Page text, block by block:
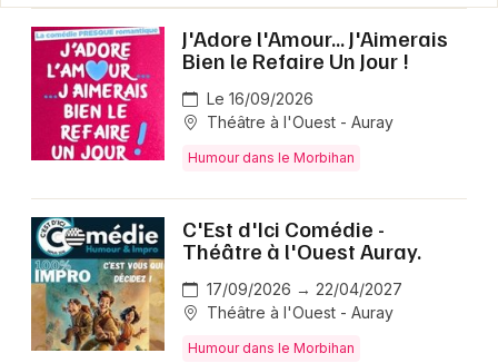
J'Adore l'Amour... J'Aimerais
Bien le Refaire Un Jour !
Le 16/09/2026
Théâtre à l'Ouest - Auray
Humour dans le Morbihan
C'Est d'Ici Comédie -
Théâtre à l'Ouest Auray.
17/09/2026 → 22/04/2027
Théâtre à l'Ouest - Auray
Humour dans le Morbihan